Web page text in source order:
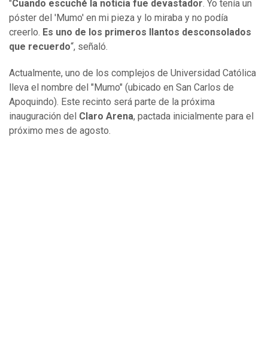
"Cuando escuché la noticia fue devastador . Yo tenía un
póster del 'Mumo' en mi pieza y lo miraba y no podía
creerlo. Es uno de los primeros llantos desconsolados
que recuerdo“, señaló.
Actualmente, uno de los complejos de Universidad Católica
lleva el nombre del "Mumo" (ubicado en San Carlos de
Apoquindo). Este recinto será parte de la próxima
inauguración del Claro Arena, pactada inicialmente para el
próximo mes de agosto.